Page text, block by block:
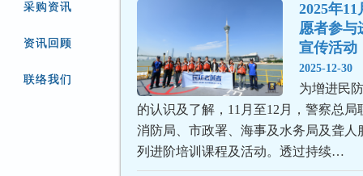
采购资讯
资讯回顾
联络我们
2025年
愿者参与
宣传活动
2025-12-30
为增进民
的认识及了解，11月至12月，警察总局
消防局、市政署、海事及水务局及聋人
列进阶培训课程及活动。透过持续…